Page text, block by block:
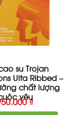
su Trojan
Ulta Ribbed –
chất lượng
yêu
₫